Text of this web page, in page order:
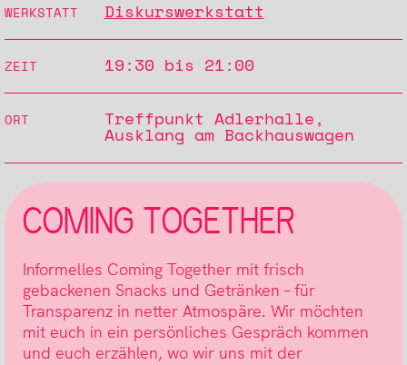
WERKSTATT Diskurswerkstatt
ZEIT 19:30 bis 21:00
ORT
Treffpunkt Adlerhalle,
Ausklang am Backhauswagen
COMING TOGETHER
Informelles Coming Together mit frisch
gebackenen Snacks und Getränken – für
Transparenz in netter Atmospäre. Wir möchten
mit euch in ein persönliches Gespräch kommen
und euch erzählen, wo wir uns mit der